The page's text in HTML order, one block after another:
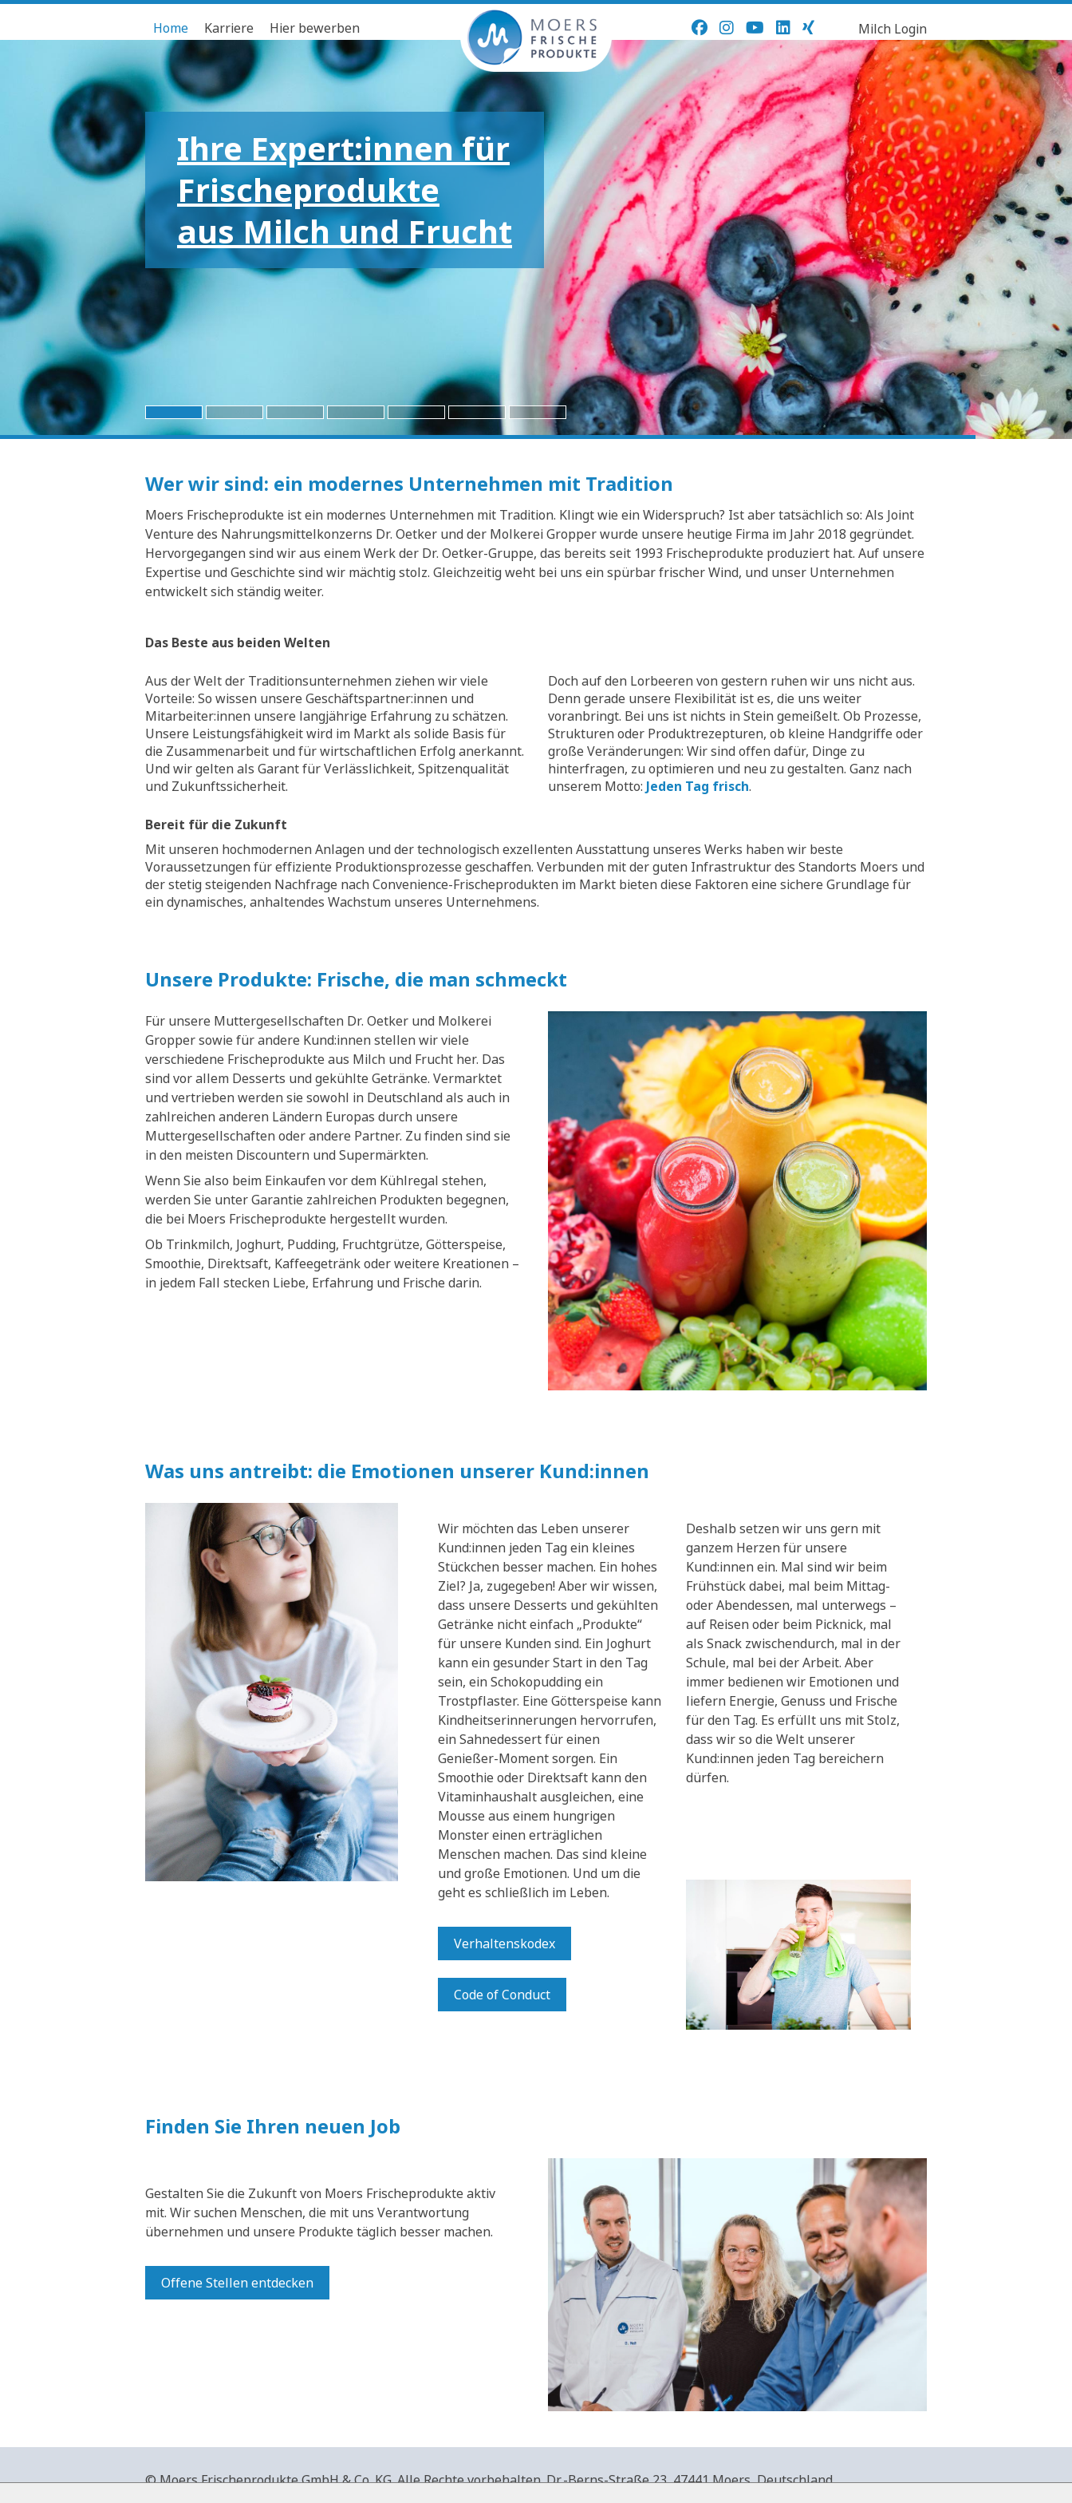
Home Karriere Hier bewerben Milch Login
Ihre Expert:innen für
Frischeprodukte
aus Milch und Frucht
Für die großen und
kleinen Emotionen
Wer wir sind: ein modernes Unternehmen mit Tradition
Moers Frischeprodukte ist ein modernes Unternehmen mit Tradition. Klingt wie ein Widerspruch? Ist aber tatsächlich so: Als Joint
Venture des Nahrungsmittelkonzerns Dr. Oetker und der Molkerei Gropper wurde unsere heutige Firma im Jahr 2018 gegründet.
Hervorgegangen sind wir aus einem Werk der Dr. Oetker-Gruppe, das bereits seit 1993 Frischeprodukte produziert hat. Auf unsere
Expertise und Geschichte sind wir mächtig stolz. Gleichzeitig weht bei uns ein spürbar frischer Wind, und unser Unternehmen
entwickelt sich ständig weiter.
Das Beste aus beiden Welten
Aus der Welt der Traditionsunternehmen ziehen wir viele
Vorteile: So wissen unsere Geschäftspartner:innen und
Mitarbeiter:innen unsere langjährige Erfahrung zu schätzen.
Unsere Leistungsfähigkeit wird im Markt als solide Basis für
die Zusammenarbeit und für wirtschaftlichen Erfolg anerkannt.
Und wir gelten als Garant für Verlässlichkeit, Spitzenqualität
und Zukunftssicherheit.
Doch auf den Lorbeeren von gestern ruhen wir uns nicht aus.
Denn gerade unsere Flexibilität ist es, die uns weiter
voranbringt. Bei uns ist nichts in Stein gemeißelt. Ob Prozesse,
Strukturen oder Produktrezepturen, ob kleine Handgriffe oder
große Veränderungen: Wir sind offen dafür, Dinge zu
hinterfragen, zu optimieren und neu zu gestalten. Ganz nach
unserem Motto: Jeden Tag frisch.
Bereit für die Zukunft
Mit unseren hochmodernen Anlagen und der technologisch exzellenten Ausstattung unseres Werks haben wir beste
Voraussetzungen für effiziente Produktionsprozesse geschaffen. Verbunden mit der guten Infrastruktur des Standorts Moers und
der stetig steigenden Nachfrage nach Convenience-Frischeprodukten im Markt bieten diese Faktoren eine sichere Grundlage für
ein dynamisches, anhaltendes Wachstum unseres Unternehmens.
Unsere Produkte: Frische, die man schmeckt
Für unsere Muttergesellschaften Dr. Oetker und Molkerei
Gropper sowie für andere Kund:innen stellen wir viele
verschiedene Frischeprodukte aus Milch und Frucht her. Das
sind vor allem Desserts und gekühlte Getränke. Vermarktet
und vertrieben werden sie sowohl in Deutschland als auch in
zahlreichen anderen Ländern Europas durch unsere
Muttergesellschaften oder andere Partner. Zu finden sind sie
in den meisten Discountern und Supermärkten.
Wenn Sie also beim Einkaufen vor dem Kühlregal stehen,
werden Sie unter Garantie zahlreichen Produkten begegnen,
die bei Moers Frischeprodukte hergestellt wurden.
Ob Trinkmilch, Joghurt, Pudding, Fruchtgrütze, Götterspeise,
Smoothie, Direktsaft, Kaffeegetränk oder weitere Kreationen –
in jedem Fall stecken Liebe, Erfahrung und Frische darin.
Was uns antreibt: die Emotionen unserer Kund:innen
Wir möchten das Leben unserer
Kund:innen jeden Tag ein kleines
Stückchen besser machen. Ein hohes
Ziel? Ja, zugegeben! Aber wir wissen,
dass unsere Desserts und gekühlten
Getränke nicht einfach „Produkte“
für unsere Kunden sind. Ein Joghurt
kann ein gesunder Start in den Tag
sein, ein Schokopudding ein
Trostpflaster. Eine Götterspeise kann
Kindheitserinnerungen hervorrufen,
ein Sahnedessert für einen
Genießer-Moment sorgen. Ein
Smoothie oder Direktsaft kann den
Vitaminhaushalt ausgleichen, eine
Mousse aus einem hungrigen
Monster einen erträglichen
Menschen machen. Das sind kleine
und große Emotionen. Und um die
geht es schließlich im Leben.
Verhaltenskodex
Code of Conduct
Deshalb setzen wir uns gern mit
ganzem Herzen für unsere
Kund:innen ein. Mal sind wir beim
Frühstück dabei, mal beim Mittag-
oder Abendessen, mal unterwegs –
auf Reisen oder beim Picknick, mal
als Snack zwischendurch, mal in der
Schule, mal bei der Arbeit. Aber
immer bedienen wir Emotionen und
liefern Energie, Genuss und Frische
für den Tag. Es erfüllt uns mit Stolz,
dass wir so die Welt unserer
Kund:innen jeden Tag bereichern
dürfen.
Finden Sie Ihren neuen Job
Gestalten Sie die Zukunft von Moers Frischeprodukte aktiv
mit. Wir suchen Menschen, die mit uns Verantwortung
übernehmen und unsere Produkte täglich besser machen.
Offene Stellen entdecken
© Moers Frischeprodukte GmbH & Co. KG. Alle Rechte vorbehalten.Dr.-Berns-Straße 23,47441 Moers, Deutschland.